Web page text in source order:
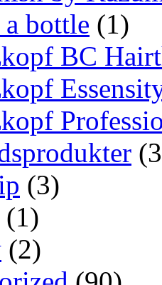
bottle (1)
BC
(3)
(1)
(2)